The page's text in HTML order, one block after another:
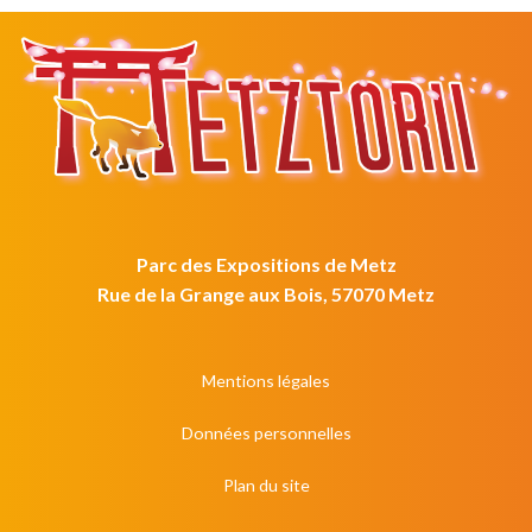
Parc des Expositions de Metz
Rue de la Grange aux Bois, 57070 Metz
Mentions légales
Données personnelles
Plan du site